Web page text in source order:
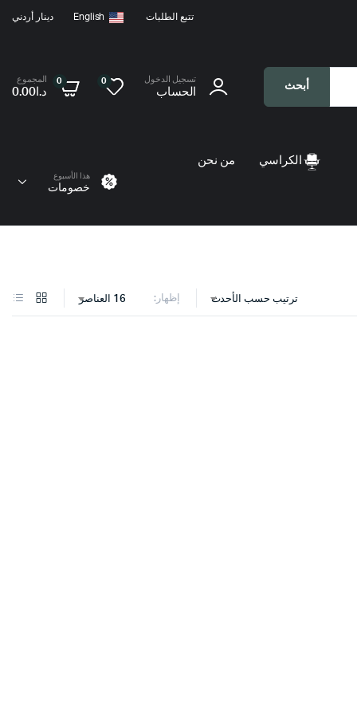
تتبع الطلبات English دينار أردني
أبحث
تسجيل الدخول
الحساب
0
0 المجموع
د.ا0.00
الكراسي من نحن
هذا الأسبوع
خصومات
ترتيب حسب الأحدث إظهار: 16 العناصر